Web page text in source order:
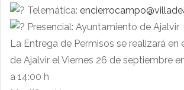
Telemática:
Presencial: Ayuntamiento de Ajalvir
La Entrega de Permisos se realizará en
de Ajalvir el Viernes 26 de septiembre
a 14:00 h